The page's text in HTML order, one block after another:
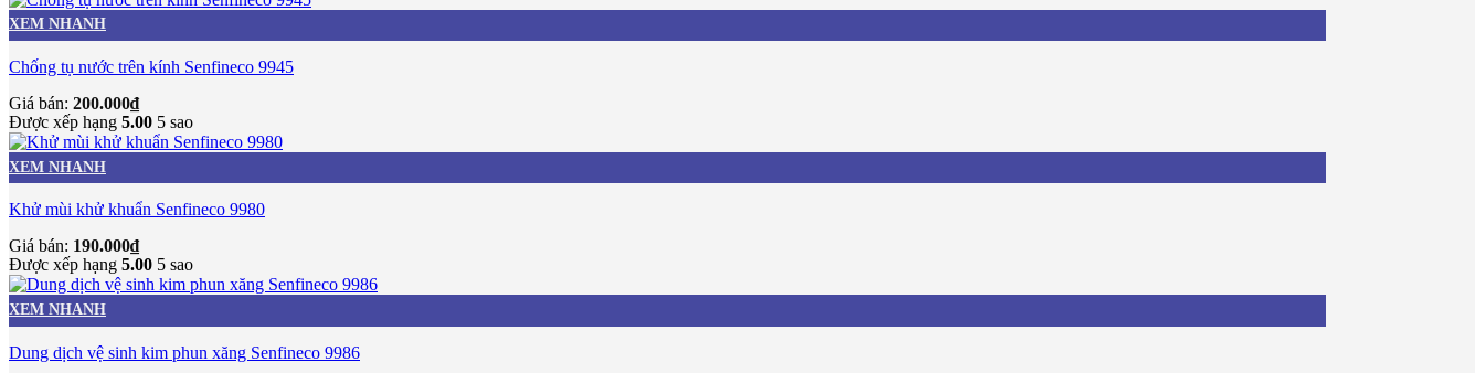
XEM NHANH
Chống tụ nước trên kính Senfineco 9945
Giá bán: 200.000₫
Được xếp hạng 5.00 5 sao
XEM NHANH
Khử mùi khử khuẩn Senfineco 9980
Giá bán: 190.000₫
Được xếp hạng 5.00 5 sao
XEM NHANH
Dung dịch vệ sinh kim phun xăng Senfineco 9986